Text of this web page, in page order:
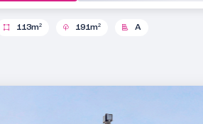
113m² 191m² A